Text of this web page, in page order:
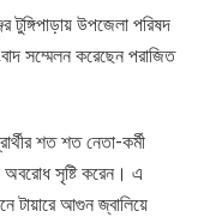
টুঙ্গিপাড়ায় উপজেলা পরিষদ
সম্মেলন করেছেন পরাজিত
শত শত নেতা-কর্মী
অবরোধ সৃষ্টি করেন। এ
টায়ারে আগুন জ্বালিয়ে